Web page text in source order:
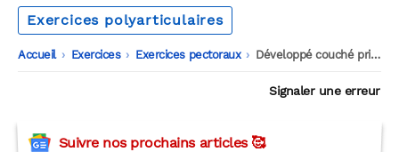
Exercices polyarticulaires
Accueil -
Exercices -
Exercices pectoraux -
Développé couché prise inversée
Signaler une erreur
Suivre nos prochains articles 🥰